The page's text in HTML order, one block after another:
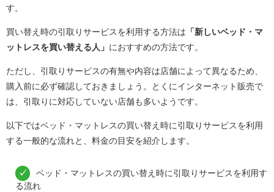
す。
買い替え時の引取りサービスを利用する方法は 「新しいベッド・マ
ットレスを買い替える人」 におすすめの方法です。
ただし、引取りサービスの有無や内容は店舗によって異なるため、
購入前に必ず確認しておきましょう。とくにインターネット販売で
は、引取りに対応していない店舗も多いようです。
以下ではベッド・マットレスの買い替え時に引取りサービスを利用
する一般的な流れと、料金の目安を紹介します。
ベッド・マットレスの買い替え時に引取りサービスを利用す
る流れ